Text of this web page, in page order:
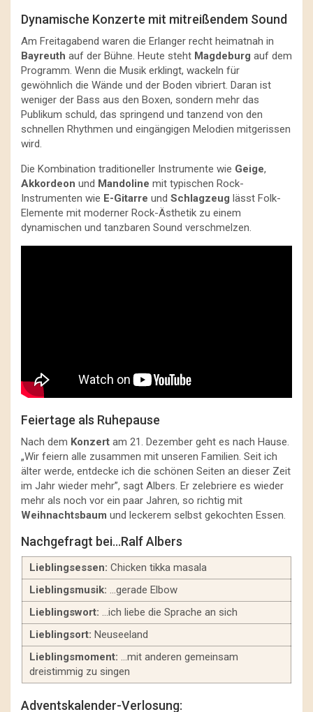
Dynamische Konzerte mit mitreißendem Sound
Am Freitagabend waren die Erlanger recht heimatnah in
Bayreuth auf der Bühne. Heute steht Magdeburg auf dem
Programm. Wenn die Musik erklingt, wackeln für
gewöhnlich die Wände und der Boden vibriert. Daran ist
weniger der Bass aus den Boxen, sondern mehr das
Publikum schuld, das springend und tanzend von den
schnellen Rhythmen und eingängigen Melodien mitgerissen
wird.
Die Kombination traditioneller Instrumente wie Geige,
Akkordeon und Mandoline mit typischen Rock-
Instrumenten wie E-Gitarre und Schlagzeug lässt Folk-
Elemente mit moderner Rock-Ästhetik zu einem
dynamischen und tanzbaren Sound verschmelzen.
Feiertage als Ruhepause
Nach dem Konzert am 21. Dezember geht es nach Hause.
„Wir feiern alle zusammen mit unseren Familien. Seit ich
älter werde, entdecke ich die schönen Seiten an dieser Zeit
im Jahr wieder mehr”, sagt Albers. Er zelebriere es wieder
mehr als noch vor ein paar Jahren, so richtig mit
Weihnachtsbaum und leckerem selbst gekochten Essen.
Nachgefragt bei…Ralf Albers
Lieblingsessen: Chicken tikka masala
Lieblingsmusik: …gerade Elbow
Lieblingswort: …ich liebe die Sprache an sich
Lieblingsort: Neuseeland
Lieblingsmoment: …mit anderen gemeinsam
dreistimmig zu singen
Adventskalender-Verlosung: